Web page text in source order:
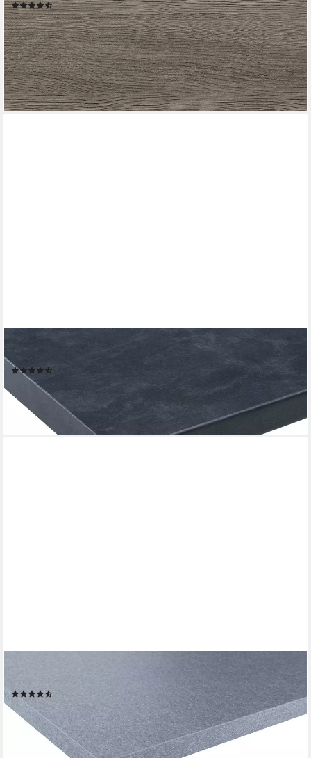
(12)
ab 21,99 € UVP36,67 €
-40%
lieferbar in 9 Wochen
WIHO KÜCHEN
Arbeitsplatte "Flexi 38", von drei Seiten ummantelt, 38 mm stark
ab 65,99 €
lieferbar in 4 Wochen
Arbeitsplatte "Flexi 28", von drei Seiten ummantelt, 28 mm stark
(200)
ab 39,99 €
lieferbar in 4 Wochen